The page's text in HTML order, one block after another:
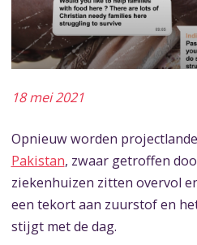
18 mei 2021
Opnieuw worden
Pakistan, zwaar getroffen
ziekenhuizen zitten overvol
een tekort aan zuurstof en
stijgt met de dag.